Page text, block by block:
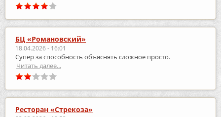
БЦ «Романовский»
18.04.2026 - 16:01
Супер за способность объяснять сложное просто.
Читать далее...
Ресторан «Стрекоза»